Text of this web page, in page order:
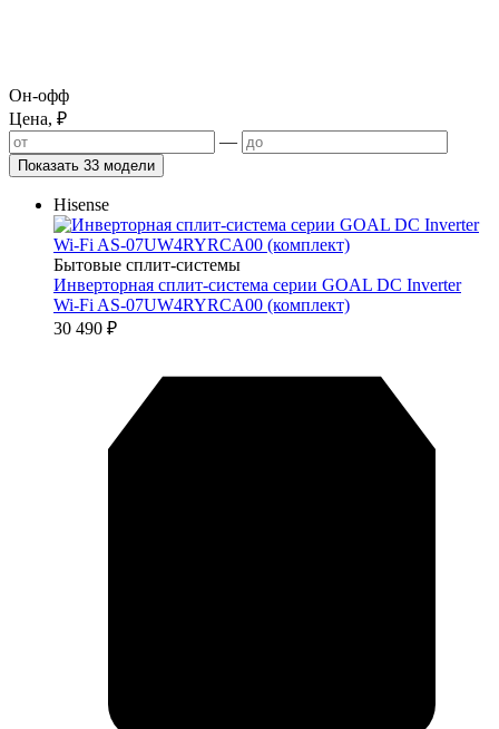
Он-офф
Цена, ₽
—
Показать 33 модели
Hisense
Бытовые сплит-системы
Инверторная сплит-система серии GOAL DC Inverter
Wi-Fi AS-07UW4RYRCA00 (комплект)
30 490 ₽